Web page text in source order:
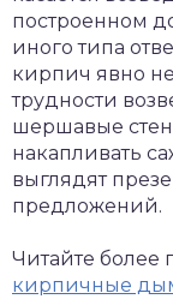
построенном
иного типа
кирпич явно
трудности
шершавые
накапливать
выглядят
предложений.
Читайте более
кирпичные